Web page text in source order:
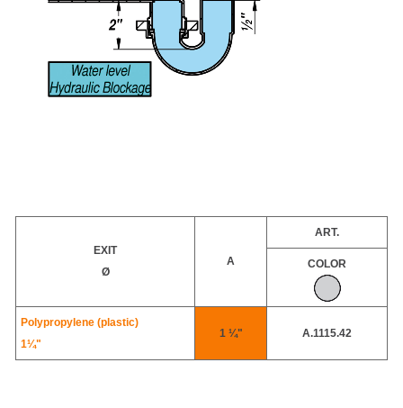
EXIT
Ø
A
ART.
COLOR
Polypropylene (plastic)
1¼"
1 ¼" A.1115.42